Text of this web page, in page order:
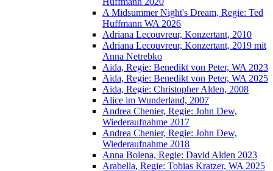
A Midsummer Night's Dream, Regie: Ted
Huffmann WA 2026
Adriana Lecouvreur, Konzertant, 2010
Adriana Lecouvreur, Konzertant, 2019 mit
Anna Netrebko
Aida, Regie: Benedikt von Peter, WA 2023
Aida, Regie: Benedikt von Peter, WA 2025
Aida, Regie: Christopher Alden, 2008
Alice im Wunderland, 2007
Andrea Chenier, Regie: John Dew,
Wiederaufnahme 2017
Andrea Chenier, Regie: John Dew,
Wiederaufnahme 2018
Anna Bolena, Regie: David Alden 2023
Arabella, Regie: Tobias Kratzer, WA 2025